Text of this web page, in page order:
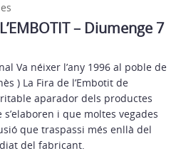
– Diumenge 7
Va néixer l’any 1996 al poble de
) La Fira de l’Embotit de
aparador dels productes
s’elaboren i que moltes vegades
que traspassi més enllà del
del fabricant.